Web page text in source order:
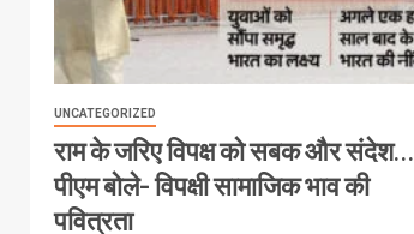
UNCATEGORIZED
राम के जरिए विपक्ष को सबक और संदेश…
पीएम बोले- विपक्षी सामाजिक भाव की
पवित्रता